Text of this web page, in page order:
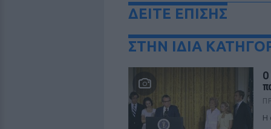
ΔΕΙΤΕ ΕΠΙΣΗΣ
ΣΤΗΝ ΙΔΙΑ
Ο
Η